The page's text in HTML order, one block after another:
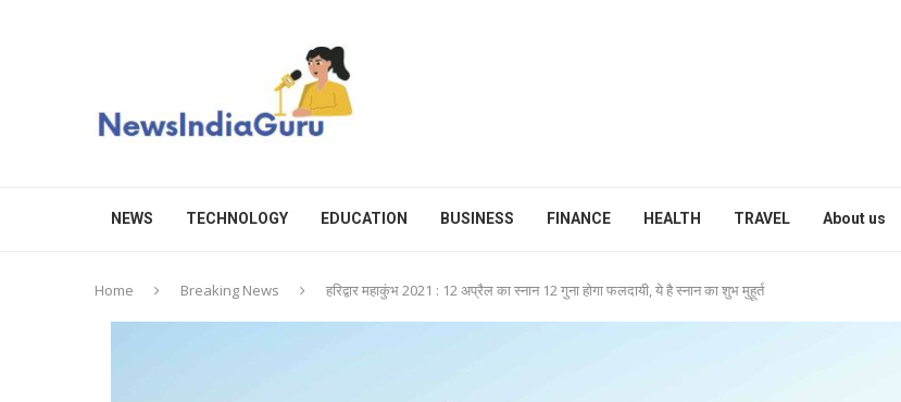
NEWS TECHNOLOGY EDUCATION BUSINESS FINANCE HEALTH TRAVEL About us
Home Breaking News हरिद्वार महाकुंभ 2021 : 12 अप्रैल का स्नान 12 गुना होगा फलदायी, ये है स्नान का शुभ मुहूर्त